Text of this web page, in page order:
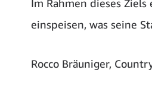
Im Rahmen dieses
einspeisen, was seine
Rocco Bräuniger,